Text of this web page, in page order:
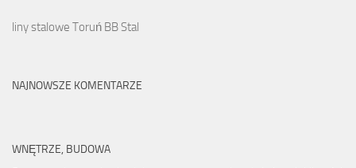
liny stalowe Toruń BB Stal
NAJNOWSZE KOMENTARZE
WNĘTRZE, BUDOWA